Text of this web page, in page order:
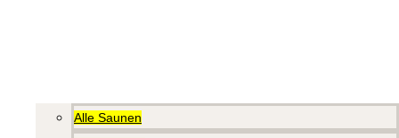
Alle Saunen